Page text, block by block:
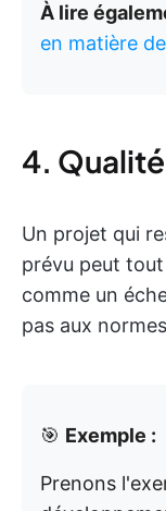
À lire
en matière
4.
Un projet qui
prévu peut
comme un
pas aux
🎯 Exemple :
Prenons